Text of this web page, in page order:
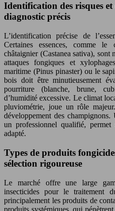
Identification des risques
diagnostic précis
L’identification précise de
Certaines essences, comme
châtaignier (Castanea sativa), sont
attaques fongiques et
maritime (Pinus pinaster) ou le
bois doit être minutieusement
pourriture (blanche, brune,
d’humidité excessive. Le climat
pluviométrie, joue un rôle
développement des
un professionnel qualifié,
adapté.
Types de produits
sélection rigoureuse
Le marché offre une large
insecticides pour le traitement
principalement les produits de
produits systémiques, qui